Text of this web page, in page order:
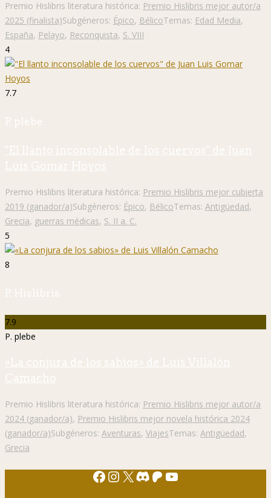
Premio Hislibris literatura histórica: Premio Hislibris mejor autor/a
2025 (finalista)Subgéneros: Épico, BélicoTemas: Edad Media,
España, Pelayo, Reconquista, S. VIII
4
7.7
P. plebe
"El llanto inconsolable de los cuervos" de Juan
Luis Gomar Hoyos
Premio Hislibris literatura histórica: Premio Hislibris mejor cubierta
2019 (ganador/a)Subgéneros: Épico, BélicoTemas: Antigüedad,
Grecia, guerras médicas, S. II a. C.
5
8
P. Hislibris
7.9
P. plebe
«La conjura de los sabios» de Luis Villalón
Camacho
Premio Hislibris literatura histórica: Premio Hislibris mejor autor/a
2024 (ganador/a), Premio Hislibris mejor novela histórica 2024
(ganador/a)Subgéneros: Aventuras, ViajesTemas: Antigüedad,
Grecia
Facebook
Instagram
X Discord
Patreon
YouTube